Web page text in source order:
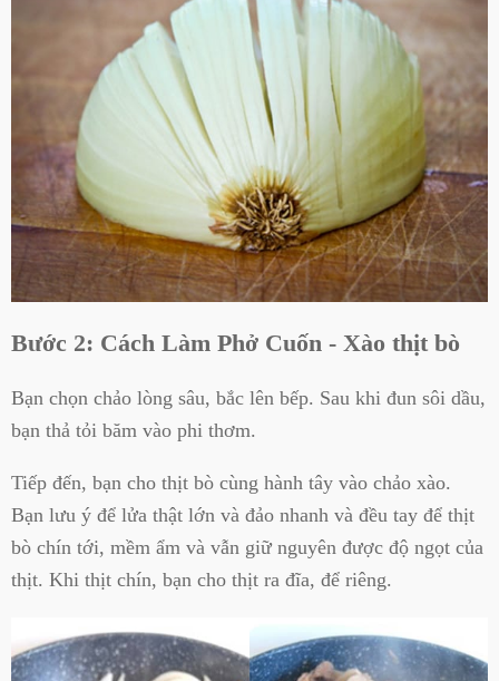
Bước 2: Cách Làm Phở Cuốn - Xào thịt bò
Bạn chọn chảo lòng sâu, bắc lên bếp. Sau khi đun sôi dầu,
bạn thả tỏi băm vào phi thơm.
Tiếp đến, bạn cho thịt bò cùng hành tây vào chảo xào.
Bạn lưu ý để lửa thật lớn và đảo nhanh và đều tay để thịt
bò chín tới, mềm ẩm và vẫn giữ nguyên được độ ngọt của
thịt. Khi thịt chín, bạn cho thịt ra đĩa, để riêng.